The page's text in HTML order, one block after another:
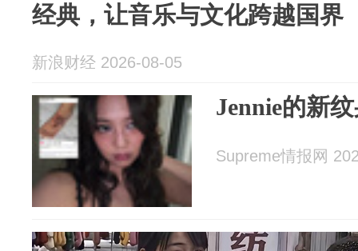
经典，让音乐与文化跨越国界
新浪财经 2026-08-05
Jennie的新
Supreme情报网